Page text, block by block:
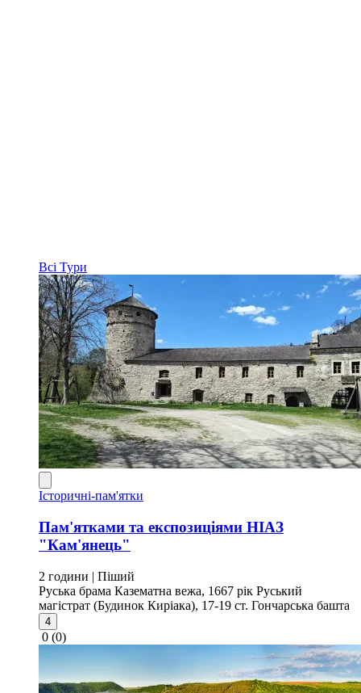
Всі Тури
Історичні-пам'ятки
Пам'ятками та експозиціями НІАЗ
"Кам'янець"
2 години | Піший
Руська брама Казематна вежа, 1667 рік Руський
магістрат (Будинок Киріака), 17-19 ст. Гончарська башта
4
0 (0)